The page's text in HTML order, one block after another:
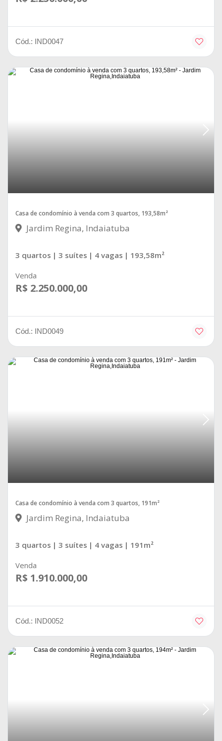
Cód.: IND0047
Casa de condomínio à venda com 3 quartos, 193,58m²
Jardim Regina, Indaiatuba
3 quartos | 3 suítes | 4 vagas | 193,58m²
Venda
R$ 2.250.000,00
Cód.: IND0049
Casa de condomínio à venda com 3 quartos, 191m²
Jardim Regina, Indaiatuba
3 quartos | 3 suítes | 4 vagas | 191m²
Venda
R$ 1.910.000,00
Cód.: IND0052